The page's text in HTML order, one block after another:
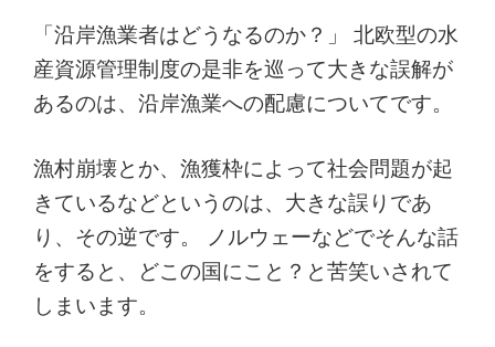
「沿岸漁業者はどうなるのか？」 北欧型の水
産資源管理制度の是非を巡って大きな誤解が
あるのは、沿岸漁業への配慮についてです。
漁村崩壊とか、漁獲枠によって社会問題が起
きているなどというのは、大きな誤りであ
り、その逆です。 ノルウェーなどでそんな話
をすると、どこの国にこと？と苦笑いされて
しまいます。